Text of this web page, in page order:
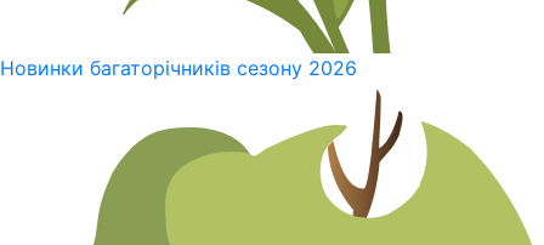
Новинки багаторічників сезону 2026